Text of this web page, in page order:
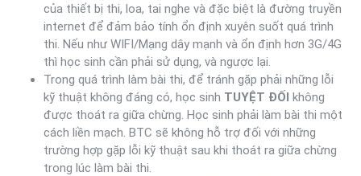
của thiết bị thi, loa, tai nghe và đặc biệt là đường truyền
internet để đảm bảo tính ổn định xuyên suốt quá trình
thi. Nếu như WIFI/Mạng dây mạnh và ổn định hơn 3G/4G
thì học sinh cần phải sử dụng, và ngược lại.
Trong quá trình làm bài thi, để tránh gặp phải những lỗi
kỹ thuật không đáng có, học sinh TUYỆT ĐỐI không
được thoát ra giữa chừng. Học sinh phải làm bài thi một
cách liền mạch. BTC sẽ không hỗ trợ đối với những
trường hợp gặp lỗi kỹ thuật sau khi thoát ra giữa chừng
trong lúc làm bài thi.